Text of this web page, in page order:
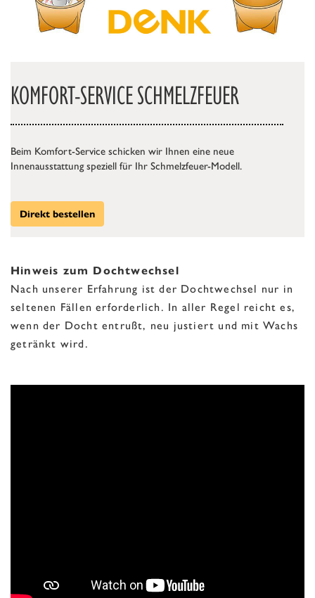
KOMFORT-SERVICE SCHMELZFEUER
Beim Komfort-Service schicken wir Ihnen eine neue
Innenausstattung speziell für Ihr Schmelzfeuer-Modell.
Direkt bestellen
Hinweis zum Dochtwechsel
Nach unserer Erfahrung ist der Dochtwechsel nur in
seltenen Fällen erforderlich. In aller Regel reicht es,
wenn der Docht entrußt, neu justiert und mit Wachs
getränkt wird.